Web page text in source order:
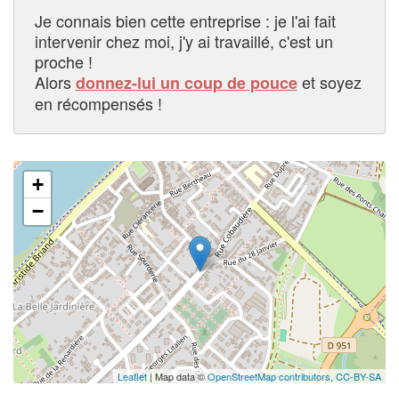
Je connais bien cette entreprise : je l'ai fait
intervenir chez moi, j'y ai travaillé, c'est un
proche !
Alorsdonnez-lui un coup de pouceet soyez
en récompensés !
+
−
Leaflet| Map data ©OpenStreetMap contributors, CC-BY-SA